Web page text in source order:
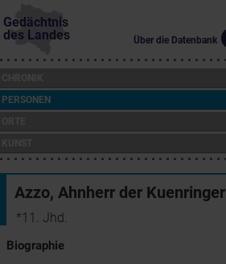
Gedächtnis
des Landes
Über die Datenbank
PERSONEN
Azzo, Ahnherr der Kuenringer
*11. Jhd.
Biographie